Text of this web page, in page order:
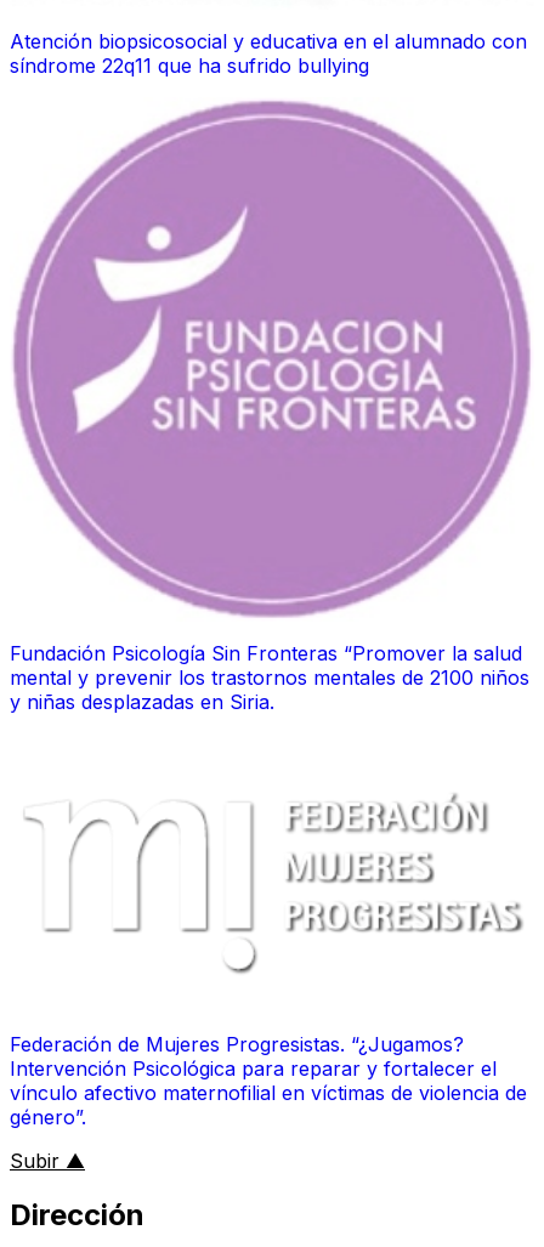
Atención biopsicosocial y educativa en el alumnado con
síndrome 22q11 que ha sufrido bullying
Fundación Psicología Sin Fronteras “Promover la salud
mental y prevenir los trastornos mentales de 2100 niños
y niñas desplazadas en Siria.
Federación de Mujeres Progresistas. “¿Jugamos?
Intervención Psicológica para reparar y fortalecer el
vínculo afectivo maternofilial en víctimas de violencia de
género”.
Subir ▲
Dirección